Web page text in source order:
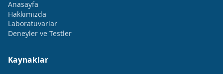
Anasayfa
Hakkımızda
Laboratuvarlar
Deneyler ve Testler
Kaynaklar